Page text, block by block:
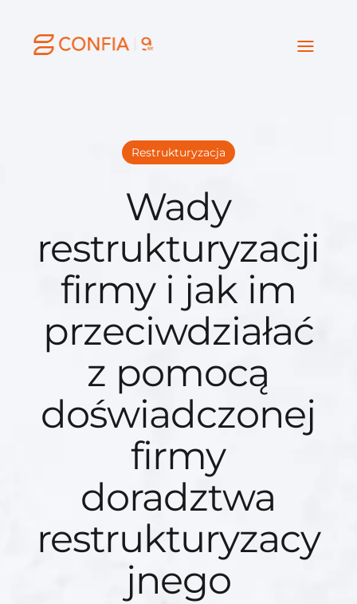
Restrukturyzacja
Wady
restrukturyzacji
firmy i jak im
przeciwdziałać
z pomocą
doświadczonej
firmy
doradztwa
restrukturyzacy
jnego